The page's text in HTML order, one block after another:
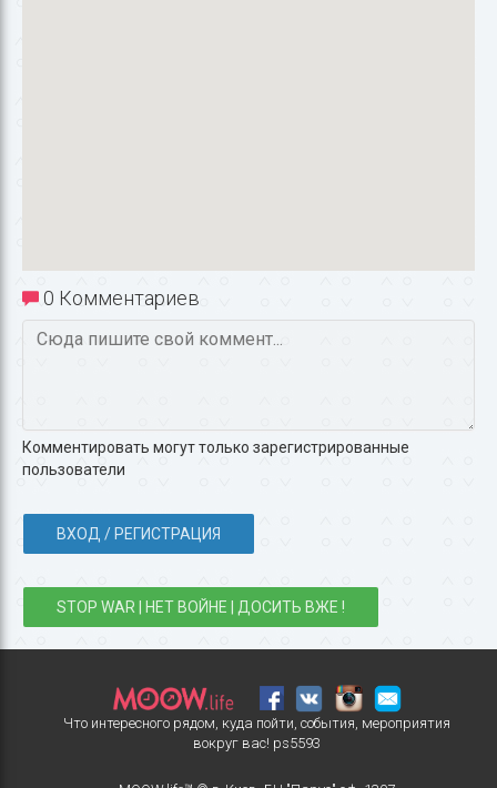
0 Комментариев
Комментировать могут только зарегистрированные
пользователи
ВХОД / РЕГИСТРАЦИЯ
STOP WAR | НЕТ ВОЙНЕ | ДОСИТЬ ВЖЕ !
Что интересного рядом, куда пойти, события, мероприятия
вокруг вас! ps5593